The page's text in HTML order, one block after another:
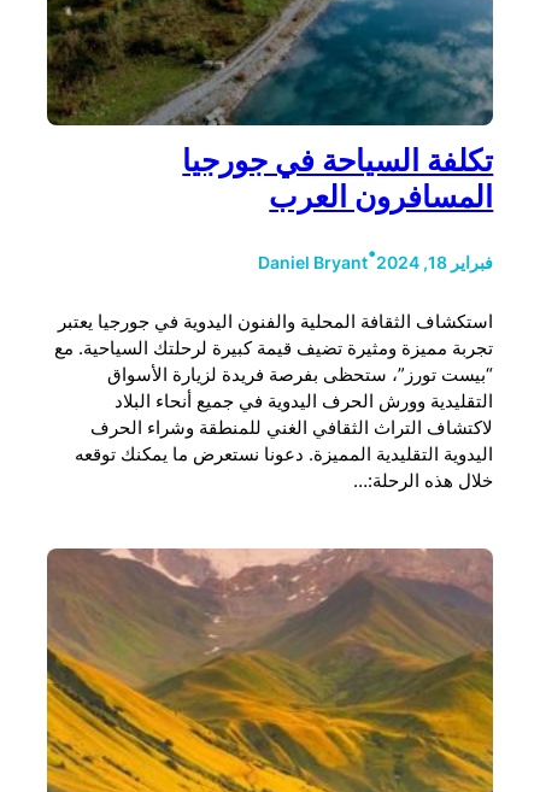
تكلفة السياحة في جورجيا
المسافرون العرب
فبراير 18, 2024 •
Daniel Bryant
استكشاف الثقافة المحلية والفنون اليدوية في جورجيا يعتبر
تجربة مميزة ومثيرة تضيف قيمة كبيرة لرحلتك السياحية. مع
“بيست تورز”، ستحظى بفرصة فريدة لزيارة الأسواق
التقليدية وورش الحرف اليدوية في جميع أنحاء البلاد
لاكتشاف التراث الثقافي الغني للمنطقة وشراء الحرف
اليدوية التقليدية المميزة. دعونا نستعرض ما يمكنك توقعه
خلال هذه الرحلة:…